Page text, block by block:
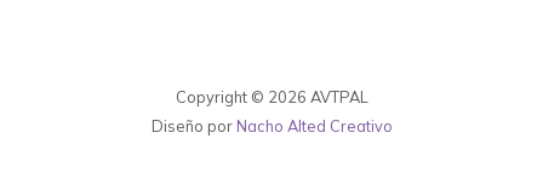
Copyright © 2026 AVTPAL
Diseño por Nacho Alted Creativo